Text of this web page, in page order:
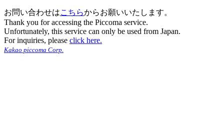
お問い合わせはこちらからお願いいたします。
Thank you for accessing the Piccoma service.
Unfortunately, this service can only be used from Japan.
For inquiries, please click here.
Kakao piccoma Corp.